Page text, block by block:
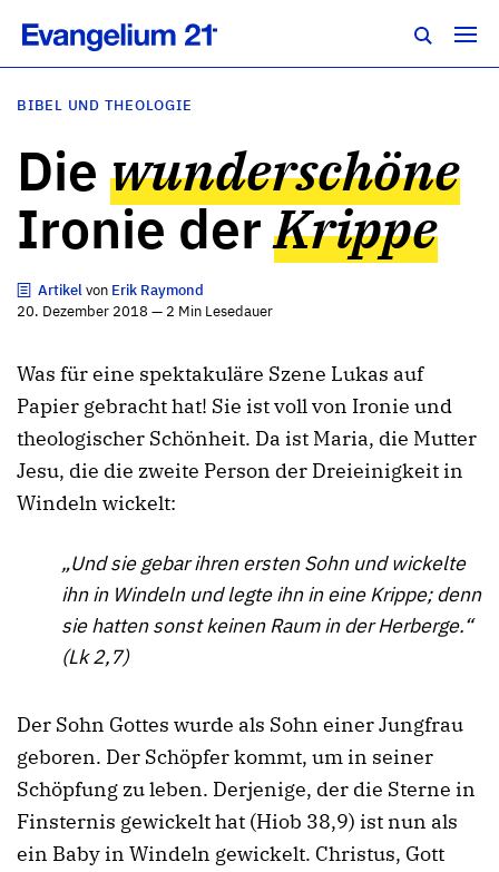
BIBEL UND THEOLOGIE
Die wunderschöne
Ironie derKrippe
Artikelvon Erik Raymond
20. Dezember 2018 — 2 Min Lesedauer
Was für eine spektakuläre Szene Lukas auf
Papier gebracht hat! Sie ist voll von Ironie und
theologischer Schönheit. Da ist Maria, die Mutter
Jesu, die die zweite Person der Dreieinigkeit in
Windeln wickelt:
„Und sie gebar ihren ersten Sohn und wickelte
ihn in Windeln und legte ihn in eine Krippe; denn
sie hatten sonst keinen Raum in der Herberge.“
(Lk 2,7)
Der Sohn Gottes wurde als Sohn einer Jungfrau
geboren. Der Schöpfer kommt, um in seiner
Schöpfung zu leben. Derjenige, der die Sterne in
Finsternis gewickelt hat (Hiob 38,9) ist nun als
ein Baby in Windeln gewickelt. Christus, Gott